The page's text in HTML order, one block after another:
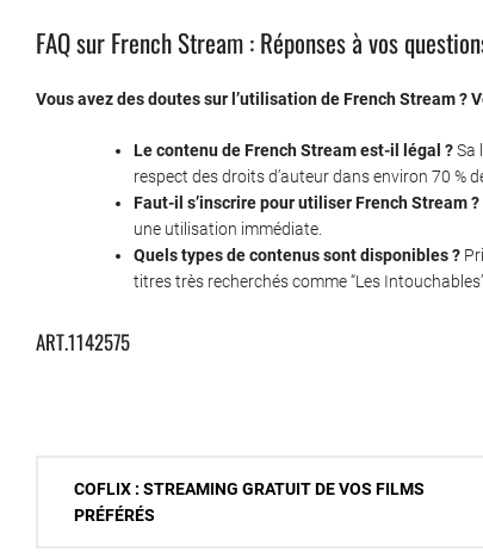
FAQ sur French Stream : Réponses à vos
Vous avez des doutes sur l’utilisation de French Stream
Le contenu de French Stream est-il légal ?Sa
respect des droits d’auteur dans environ 70 %
Faut-il s’inscrire pour utiliser French Stream ?
une utilisation immédiate.
Quels types de contenus sont disponibles ?
titres très recherchés comme “Les
ART.1142575
Navigation
COFLIX : STREAMING GRATUIT DE VOS FILMS
PRÉFÉRÉS